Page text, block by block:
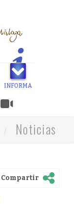
INFORMA
Noticias
Compartir